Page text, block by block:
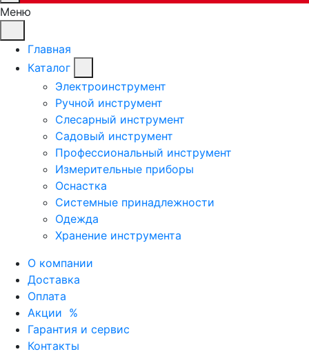
Меню
Главная
Каталог
Электроинструмент
Ручной инструмент
Слесарный инструмент
Садовый инструмент
Профессиональный инструмент
Измерительные приборы
Оснастка
Системные принадлежности
Одежда
Хранение инструмента
О компании
Доставка
Оплата
Акции %
Гарантия и сервис
Контакты